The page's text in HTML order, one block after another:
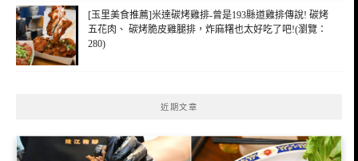
[玉里美食推薦]米達碳烤雞排-曾是193縣道雞排傳說! 碳烤
五花肉、 碳烤脆皮雞腿排，炸麻糬也太好吃了吧!(瀏覽：
280)
近期文章